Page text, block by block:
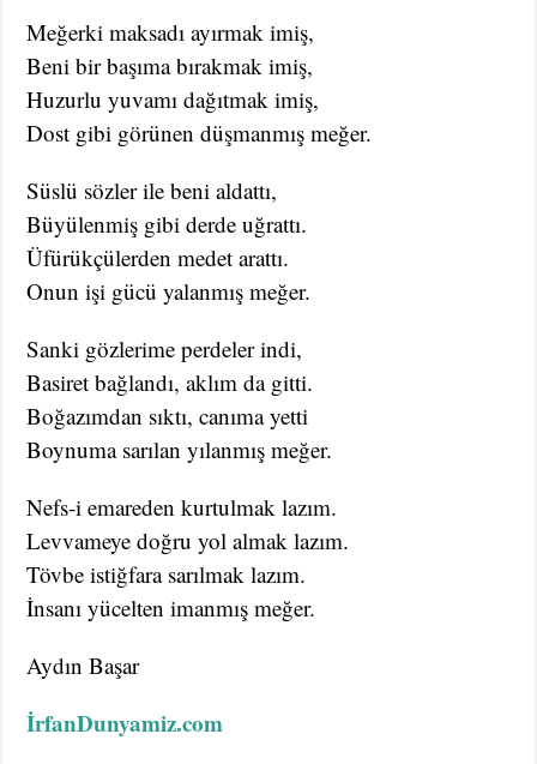
Meğerki maksadı ayırmak imiş,
Beni bir başıma bırakmak imiş,
Huzurlu yuvamı dağıtmak imiş,
Dost gibi görünen düşmanmış meğer.
Süslü sözler ile beni aldattı,
Büyülenmiş gibi derde uğrattı.
Üfürükçülerden medet arattı.
Onun işi gücü yalanmış meğer.
Sanki gözlerime perdeler indi,
Basiret bağlandı, aklım da gitti.
Boğazımdan sıktı, canıma yetti
Boynuma sarılan yılanmış meğer.
Nefs-i emareden kurtulmak lazım.
Levvameye doğru yol almak lazım.
Tövbe istiğfara sarılmak lazım.
İnsanı yücelten imanmış meğer.
Aydın Başar
İrfanDunyamiz.com